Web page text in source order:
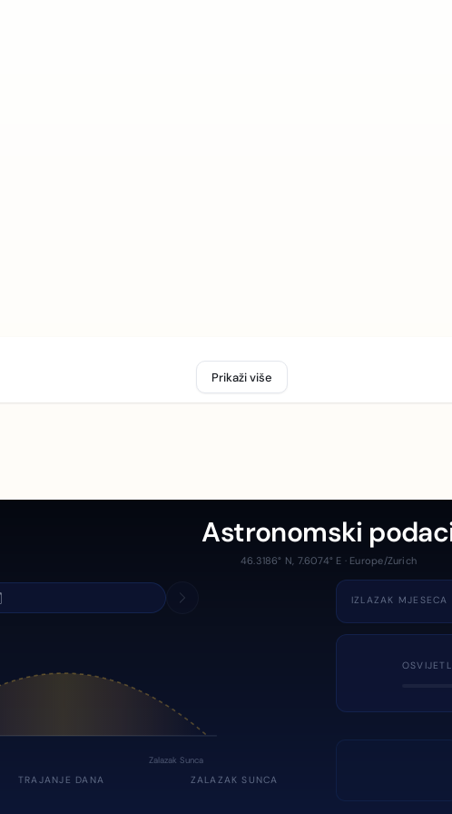
Prikaži više
Astronomski
46.3186° N, 7.6074° E · Europe/Zurich
Zalazak Sunca
TRAJANJE DANA ZALAZAK SUNCA
IZLAZAK MJESECA